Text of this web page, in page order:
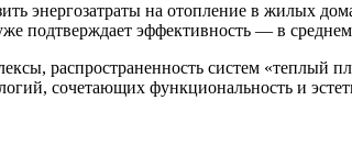
энергозатраты на отопление в жилых
подтверждает эффективность — в среднем
распространенность систем «теплый
сочетающих функциональность и